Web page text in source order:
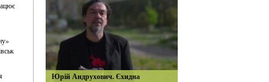
Юрій Андрухович. Єхидна